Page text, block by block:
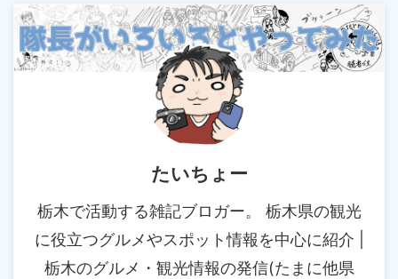
たいちょー
栃木で活動する雑記ブロガー。 栃木県の観光
に役立つグルメやスポット情報を中心に紹介 |
栃木のグルメ・観光情報の発信(たまに他県